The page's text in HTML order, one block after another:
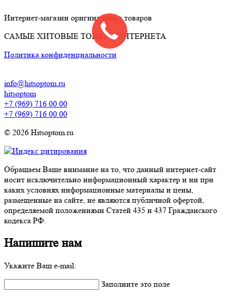
Интернет-магазин оригинальных товаров
САМЫЕ ХИТОВЫЕ ТОВАРЫ ИНТЕРНЕТА
Политика конфиденциальности
info@hitsoptom.ru
hitsoptom
+7 (969) 716 00 00
+7 (969) 716 00 00
© 2026 Hitsoptom.ru
Обращаем Ваше внимание на то, что данный интернет-сайт
носит исключительно информационный характер и ни при
каких условиях информационные материалы и цены,
размещенные на сайте, не являются публичной офертой,
определяемой положениями Статей 435 и 437 Гражданского
кодекса РФ.
Напишите нам
Укажите Ваш e-mail:
Заполните это поле